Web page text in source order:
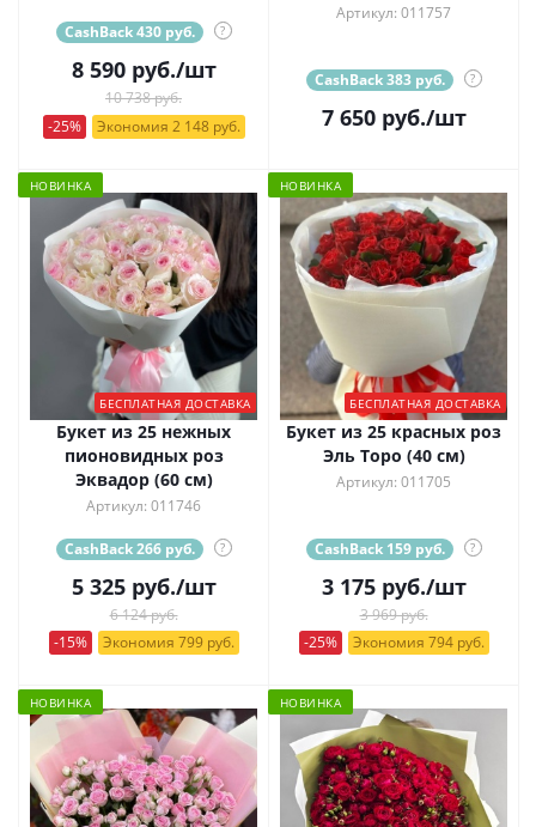
CashBack 430 руб. ?
8 590руб./шт
10 738 руб.
-25%
Экономия 2 148 руб.
Артикул: 011757
CashBack 383 руб. ?
7 650руб./шт
НОВИНКА
БЕСПЛАТНАЯ ДОСТАВКА
Букет из 25 нежных
пионовидных роз
Эквадор (60 см)
Артикул: 011746
CashBack 266 руб. ?
5 325руб./шт
6 124 руб.
-15%
Экономия 799 руб.
НОВИНКА
БЕСПЛАТНАЯ ДОСТАВКА
Букет из 25 красных роз
Эль Торо (40 см)
Артикул: 011705
CashBack 159 руб. ?
3 175руб./шт
3 969 руб.
-25%
Экономия 794 руб.
НОВИНКА НОВИНКА